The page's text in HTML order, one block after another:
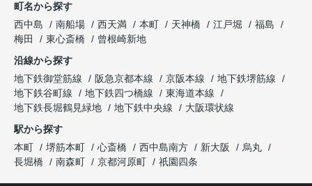
町名から探す
西中島
南船場 西天満 本町 天神橋 江戸堀
福島
梅田
東心斎橋
曾根崎新地
沿線から探す
地下鉄御堂筋線
阪急京都本線 京阪本線
地下鉄堺筋線
地下鉄谷町線
地下鉄四つ橋線
東海道本線
地下鉄長堀鶴見緑地
地下鉄中央線
大阪環状線
駅から探す
本町
堺筋本町 心斎橋 西中島南方 新大阪
烏丸
長堀橋
南森町 京都河原町 祇園四条